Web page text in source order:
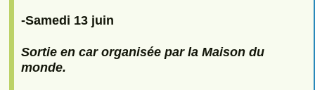
-Samedi 13 juin
Sortie en car organisée par la Maison du
monde.